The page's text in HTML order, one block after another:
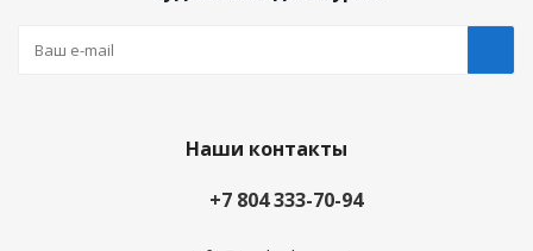
Наши контакты
+7 804 333-70-94